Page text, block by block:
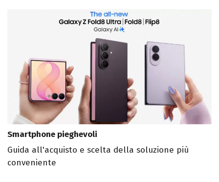
Smartphone pieghevoli
Guida all'acquisto e scelta della soluzione più
conveniente